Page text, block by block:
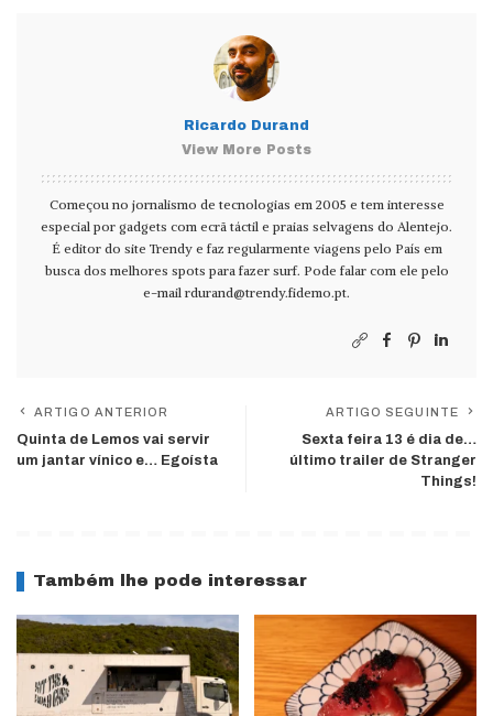
Ricardo Durand
View More Posts
Começou no jornalismo de tecnologias em 2005 e tem interesse
especial por gadgets com ecrã táctil e praias selvagens do Alentejo.
É editor do site Trendy e faz regularmente viagens pelo País em
busca dos melhores spots para fazer surf. Pode falar com ele pelo
e-mail rdurand@trendy.fidemo.pt.
ARTIGO ANTERIOR
Quinta de Lemos vai servir
um jantar vínico e… Egoísta
ARTIGO SEGUINTE
Sexta feira 13 é dia de…
último trailer de Stranger
Things!
Também lhe pode interessar